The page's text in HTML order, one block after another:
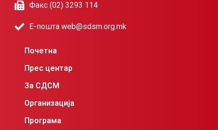
Факс (02) 3293 114
Е-пошта web@sdsm.org.mk
Почетна
Прес центар
За СДСМ
Организација
Програма